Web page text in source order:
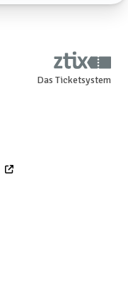
Das Ticketsystem